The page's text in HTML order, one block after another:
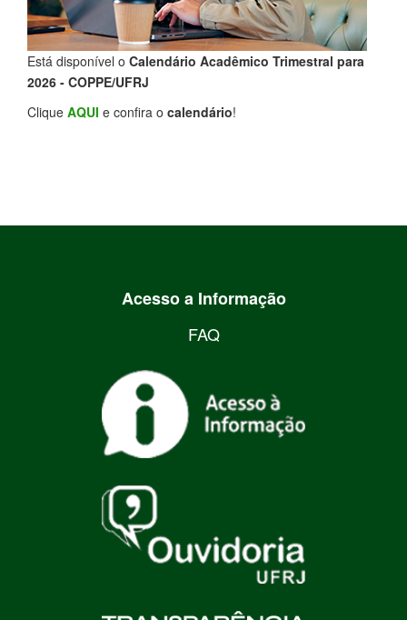
Está disponível o Calendário Acadêmico Trimestral para
2026 - COPPE/UFRJ
Clique AQUI e confira o calendário!
Acesso a Informação
FAQ